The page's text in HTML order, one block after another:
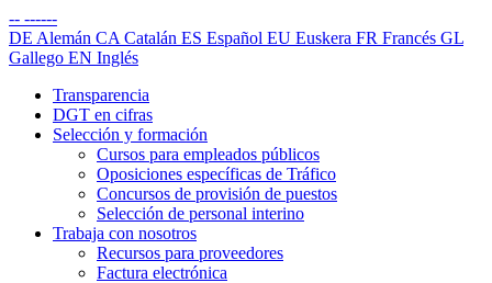
-- ------
DE Alemán CA Catalán ES Español EU Euskera FR Francés GL
Gallego EN Inglés
Transparencia
DGT en cifras
Selección y formación
Cursos para empleados públicos
Oposiciones específicas de Tráfico
Concursos de provisión de puestos
Selección de personal interino
Trabaja con nosotros
Recursos para proveedores
Factura electrónica